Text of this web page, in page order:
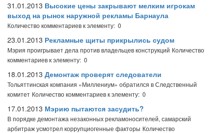
31.01.2013 Высокие цены закрывают мелким игрокам
выход на рынок наружной рекламы Барнаула
Количество комментариев к элементу: 0
23.01.2013 Рекламные щиты прикрылись судом
Мэрия проигрывает дела против владельцев конструкций Количество
комментариев к элементу: 0
18.01.2013 Демонтаж проверят следователи
Тольяттинская компания «Миллениум» обратился в Следственный
комитет Количество комментариев к элементу: 0
17.01.2013 Мэрию пытаются засудить?
В порядке демонтажа незаконных рекламоносителей, самарский
арбитраж усмотрел коррупциогенные факторы Количество